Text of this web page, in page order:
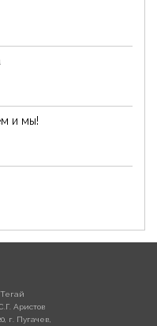
и мы!
Аристов
г. Пугачев,